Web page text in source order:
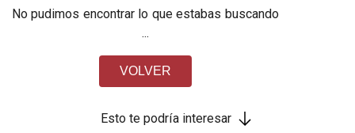
No pudimos encontrar lo que estabas buscando
...
VOLVER
Esto te podría interesar